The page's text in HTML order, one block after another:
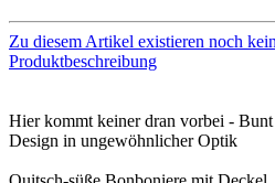
Zu diesem Artikel existieren noch
Produktbeschreibung
Hier kommt keiner dran vorbei -
Design in ungewöhnlicher Optik